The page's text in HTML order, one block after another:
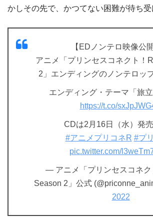
かしその先で、かつてない困難が待ち
【EDノンテロ映像公
アニメ「プリンセスコネクト！
2」エンディングのノンテロッ
エンディング・テーマ「旅立
https://t.co/
CDは2月16日（水）発売
#アニメプリコネR #プ
pic.twitter.com/
— アニメ「プリンセスコネ
Season 2」公式
2022